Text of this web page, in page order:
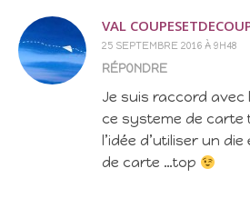
VAL
25 SEPTEMBRE 2016 À 9H48
RÉPONDRE
Je suis raccord avec
ce systeme de carte
l’idée d’utiliser un
de carte …top